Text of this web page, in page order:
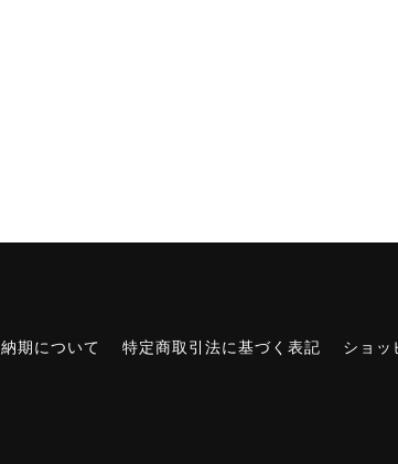
納期について 特定商取引法に基づく表記 ショッ